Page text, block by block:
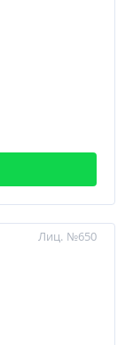
Лиц. №650